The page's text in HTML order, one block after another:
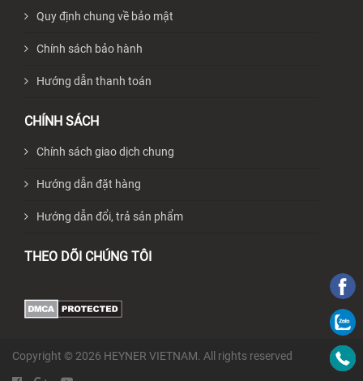
Quy định chung về bảo mật
Chính sách bảo hành
Hướng dẫn thanh toán
CHÍNH SÁCH
Chính sách giao dịch chung
Hướng dẫn đặt hàng
Hướng dẫn đổi, trả sản phẩm
THEO DÕI CHÚNG TÔI
Copyright © 2026 HEYNER VIETNAM. All rights reserved